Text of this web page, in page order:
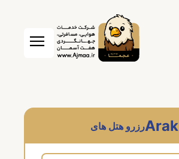
Arakرزرو هتل های